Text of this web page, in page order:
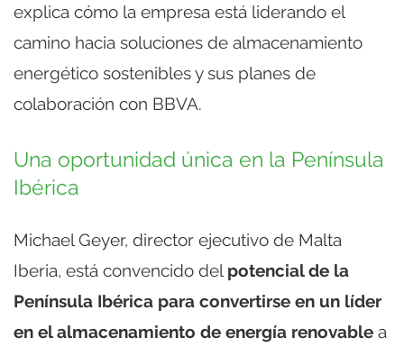
explica cómo la empresa está liderando el
camino hacia soluciones de almacenamiento
energético sostenibles y sus planes de
colaboración con BBVA.
Una oportunidad única en la Península
Ibérica
Michael Geyer, director ejecutivo de Malta
Iberia, está convencido del potencial de la
Península Ibérica para convertirse en un líder
en el almacenamiento de energía renovable a